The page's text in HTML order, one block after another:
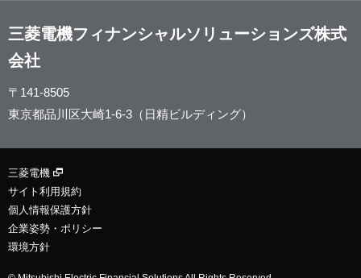
三菱電機フィナンシャルソリューションズ株式
会社
〒141-8505
東京都品川区大崎1-6-3（日精ビルディング）
三菱電機
サイト利用規約
個人情報保護方針
企業姿勢・ポリシー
環境方針